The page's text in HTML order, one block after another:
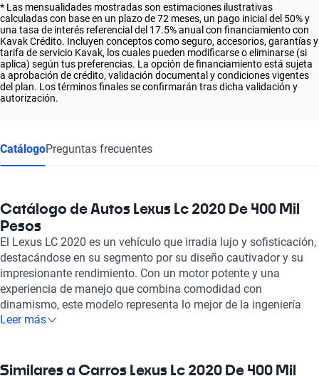
* Las mensualidades mostradas son estimaciones ilustrativas
calculadas con base en un plazo de 72 meses, un pago inicial del 50% y
una tasa de interés referencial del 17.5% anual con financiamiento con
Kavak Crédito. Incluyen conceptos como seguro, accesorios, garantías y
tarifa de servicio Kavak, los cuales pueden modificarse o eliminarse (si
aplica) según tus preferencias. La opción de financiamiento está sujeta
a aprobación de crédito, validación documental y condiciones vigentes
del plan. Los términos finales se confirmarán tras dicha validación y
autorización.
CatálogoPreguntas frecuentes
Catálogo de Autos Lexus Lc 2020 De 400 Mil
Pesos
El Lexus LC 2020 es un vehículo que irradia lujo y sofisticación,
destacándose en su segmento por su diseño cautivador y su
impresionante rendimiento. Con un motor potente y una
experiencia de manejo que combina comodidad con
dinamismo, este modelo representa lo mejor de la ingeniería
automotriz. Su interior está meticulosamente diseñado,
placer. Además, el Lexus LC 2020 se caracteriza por su
Leer más
Similares a Carros Lexus Lc 2020 De 400 Mil